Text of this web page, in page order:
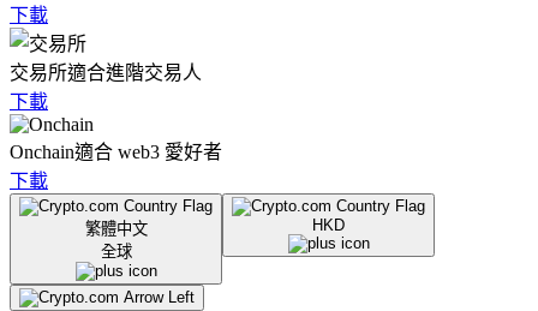
下載
交易所適合進階交易人
下載
Onchain適合 web3 愛好者
下載
繁體中文
全球
HKD